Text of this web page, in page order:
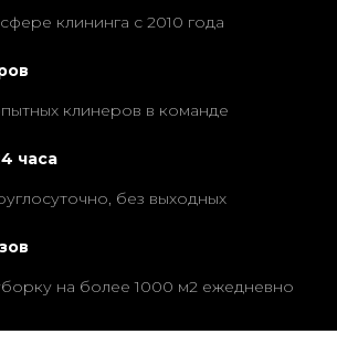
клининга с 2010 года
клинеров в команде
часа
без выходных
на более 1000 м2 ежедневно